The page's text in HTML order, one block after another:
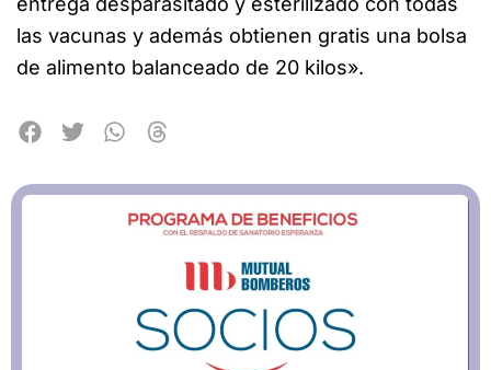
las vacunas y además obtienen gratis una bolsa
de alimento balanceado de 20 kilos».